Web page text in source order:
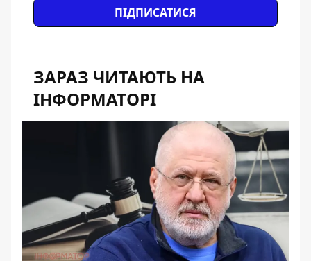
ПІДПИСАТИСЯ
ЗАРАЗ ЧИТАЮТЬ НА
ІНФОРМАТОРІ